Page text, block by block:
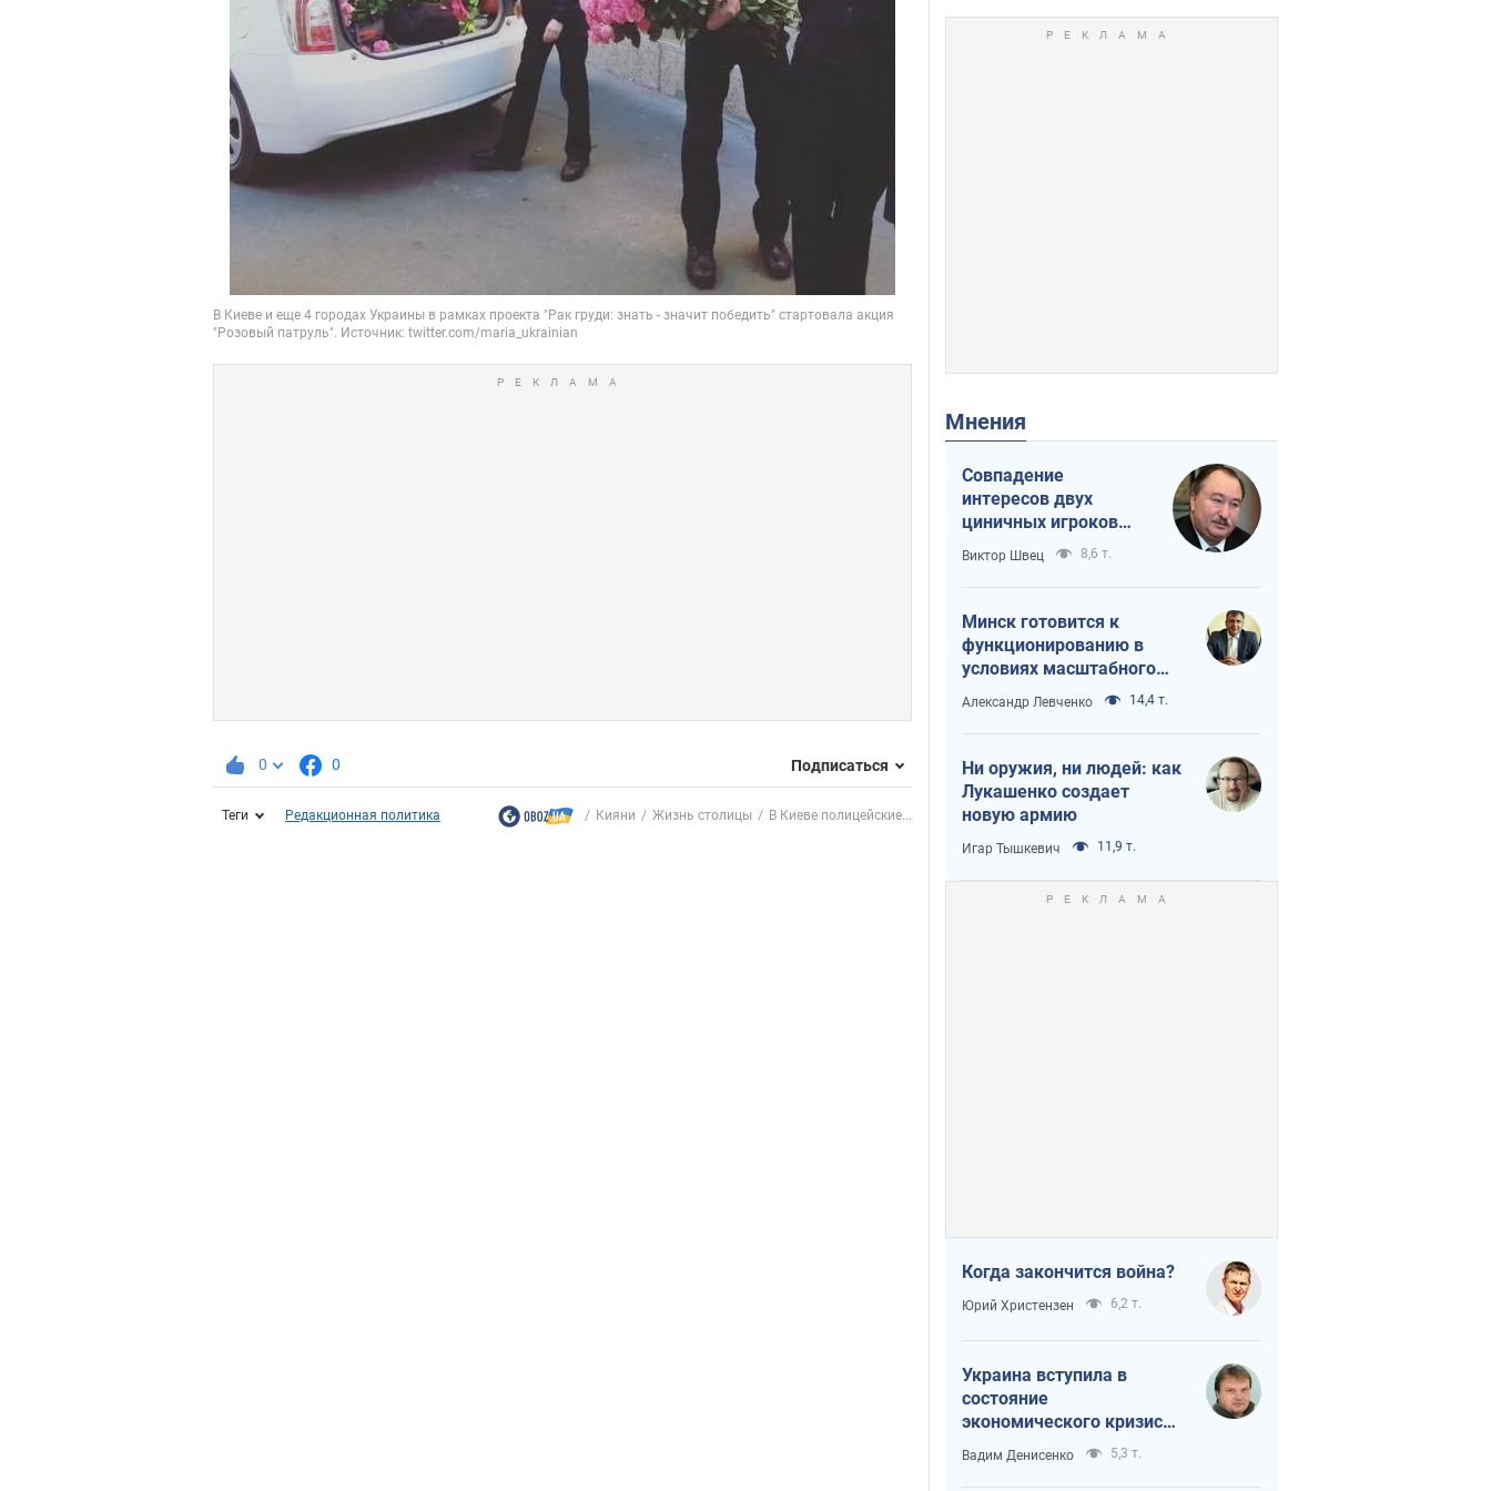
0 0 Подписаться
Теги Редакционная политика Кияни Жизнь столицы В Киеве полицейские...
Мнения
Совпадение
интересов двух
циничных игроков
или тайный план
Трампа и Путина?
Виктор Швец 8,6 т.
Минск готовится к
функционированию в
условиях масштабного
военного кризиса
Александр Левченко 14,4 т.
Ни оружия, ни людей: как
Лукашенко создает
новую армию
Игар Тышкевич 11,9 т.
Когда закончится война?
Юрий Христензен 6,2 т.
Украина вступила в
состояние
экономического кризиса.
Есть ли свет в конце
туннеля?
Вадим Денисенко 5,3 т.